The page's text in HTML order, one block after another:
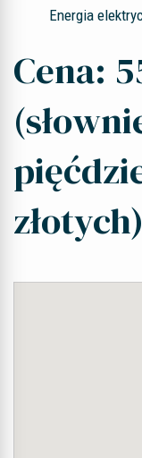
Energia
Cena:
złotych)